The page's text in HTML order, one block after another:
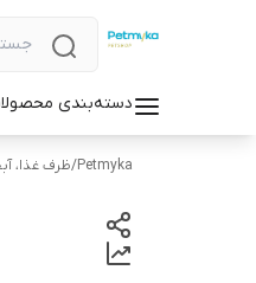
دسته‌بندی
Petmyka
/ظرف غذا،